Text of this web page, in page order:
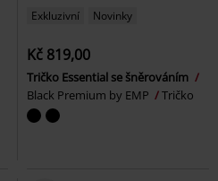
Exkluzivní Novinky
Kč 819,00
Tričko Essential se šněrováním
Black Premium by EMP
Tričko